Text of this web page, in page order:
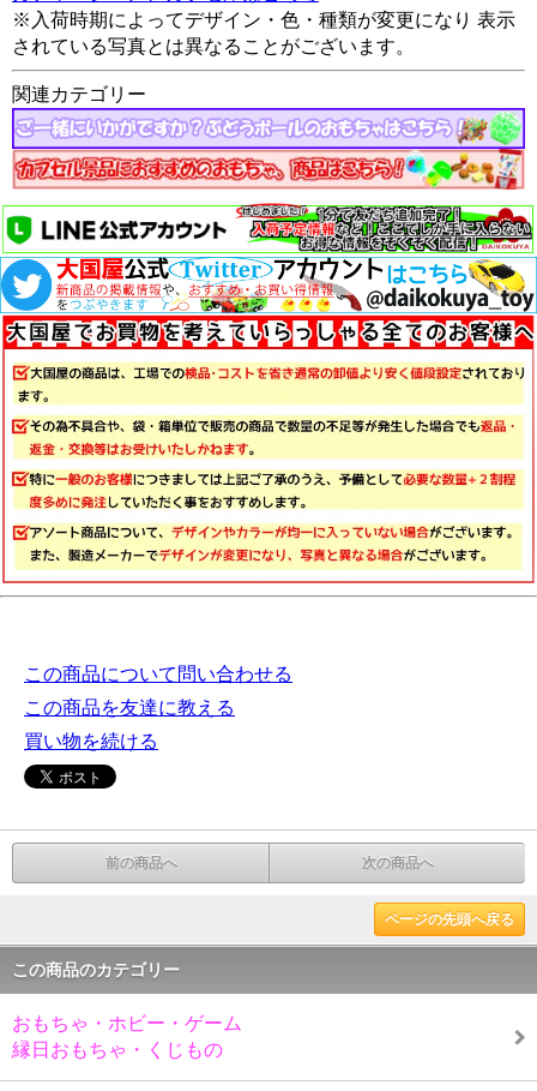
※入荷時期によってデザイン・色・種類が変更になり 表示
されている写真とは異なることがございます。
関連カテゴリー
この商品について問い合わせる
この商品を友達に教える
買い物を続ける
前の商品へ 次の商品へ
ページの先頭へ戻る
この商品のカテゴリー
おもちゃ・ホビー・ゲーム
縁日おもちゃ・くじもの